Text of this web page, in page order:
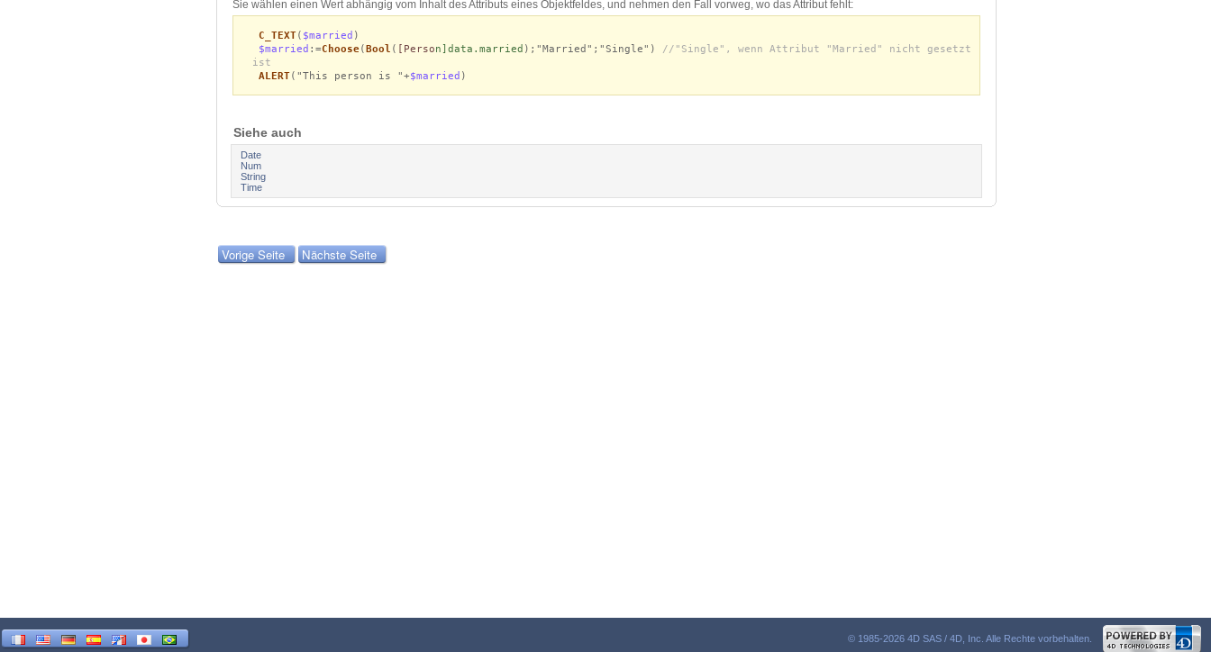
Sie wählen einen Wert abhängig vom Inhalt des Attributs eines Objektfeldes, und nehmen den Fall vorweg, wo das Attribut fehlt:
C_TEXT( $married )
$married :=Choose(Bool ( [Person]data .married );"Married";"Single")
//"Single", wenn Attribut "Married" nicht gesetzt
ist
ALERT("This person is "+$married )
Siehe auch
Date
Num
String
Time
Vorige Seite Nächste Seite
© 1985-2026 4D SAS / 4D, Inc. Alle Rechte vorbehalten.